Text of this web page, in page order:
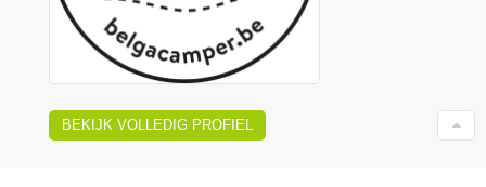
BEKIJK VOLLEDIG PROFIEL